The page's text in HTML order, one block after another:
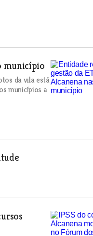
município
da vila está
municípios a